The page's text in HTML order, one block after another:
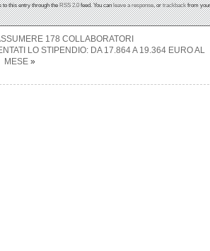
to this entry through theRSS 2.0feed. You canleave a response, ortrackbackfrom your
178 COLLABORATORI
LO STIPENDIO: DA 17.864 A 19.364 EURO AL
MESE »